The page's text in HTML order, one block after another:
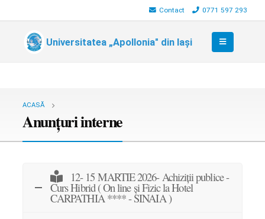
Contact 0771 597 293
Universitatea „Apollonia" din Iași
ACASĂ
Anunțuri interne
12- 15 MARTIE 2026- Achiziții publice -
Curs Hibrid ( On line și Fizic la Hotel
CARPATHIA **** - SINAIA )